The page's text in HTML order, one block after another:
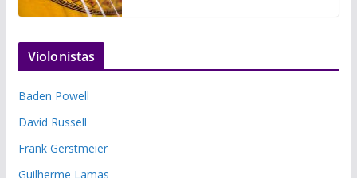
Violonistas
Baden Powell
David Russell
Frank Gerstmeier
Guilherme Lamas